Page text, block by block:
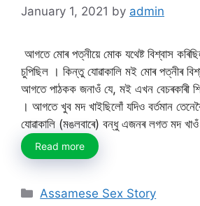
January 1, 2021 by admin
আগতে মোৰ পত্নীয়ে মোক যথেষ্ট বিশ্বাস
চুপিছিল । কিন্তু যোৱাকালি মই মোৰ পত্নীৰ
আগতে পাঠকক জনাওঁ যে, মই এখন বেচৰকাৰী
। আগতে খুব মদ খাইছিলোঁ যদিও বর্তমান
যোৱাকালি (মঙলবাৰে) বন্ধু এজনৰ লগত মদ
Read more
Categories
Assamese Sex Story